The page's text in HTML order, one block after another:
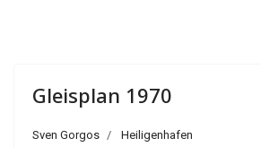
Gleisplan 1970
Sven Gorgos Heiligenhafen